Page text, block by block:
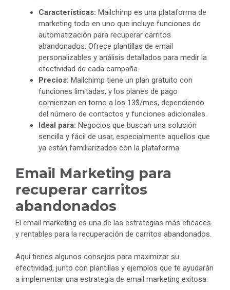
Características: Mailchimp es una plataforma de
marketing todo en uno que incluye funciones de
automatización para recuperar carritos
abandonados. Ofrece plantillas de email
personalizables y análisis detallados para medir la
efectividad de cada campaña.
Precios: Mailchimp tiene un plan gratuito con
funciones limitadas, y los planes de pago
comienzan en torno a los 13$/mes, dependiendo
del número de contactos y funciones adicionales.
Ideal para: Negocios que buscan una solución
sencilla y fácil de usar, especialmente aquellos que
ya están familiarizados con la plataforma.
Email Marketing para
recuperar carritos
abandonados
El email marketing es una de las estrategias más eficaces
y rentables para la recuperación de carritos abandonados.
Aquí tienes algunos consejos para maximizar su
efectividad, junto con plantillas y ejemplos que te ayudarán
a implementar una estrategia de email marketing exitosa: